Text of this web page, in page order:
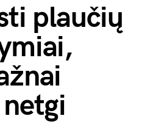
plaučių